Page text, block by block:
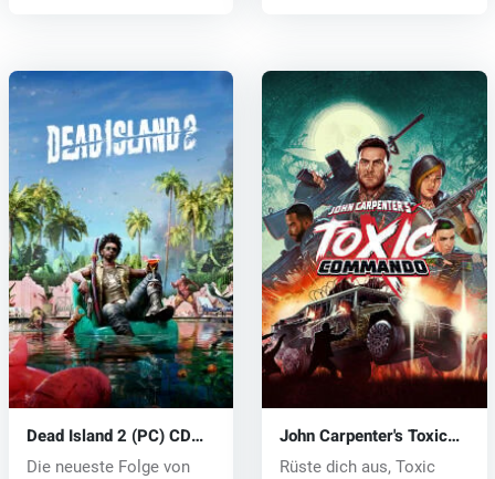
Dead Island 2 (PC) CD
key
Die neueste Folge von
John Carpenter's Toxic
Commando (PC) key
Rüste dich aus, Toxic